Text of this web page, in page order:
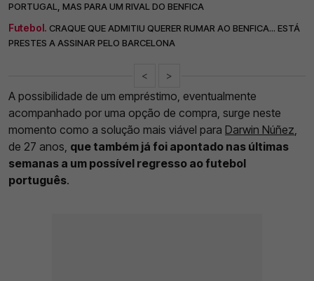
PORTUGAL, MAS PARA UM RIVAL DO BENFICA
Futebol. CRAQUE QUE ADMITIU QUERER RUMAR AO BENFICA... ESTÁ
PRESTES A ASSINAR PELO BARCELONA
< >
A possibilidade de um empréstimo, eventualmente
acompanhado por uma opção de compra, surge neste
momento como a solução mais viável para Darwin Núñez,
de 27 anos, que também já foi apontado nas últimas
semanas a um possível regresso ao futebol
português.